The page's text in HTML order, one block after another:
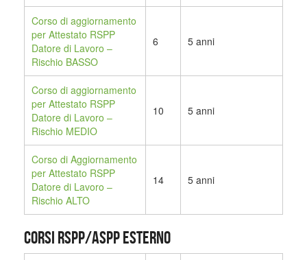
Corso di aggiornamento
per Attestato RSPP
Datore di Lavoro –
Rischio BASSO
6 5 anni
Corso di aggiornamento
per Attestato RSPP
Datore di Lavoro –
Rischio MEDIO
10 5 anni
Corso di Aggiornamento
per Attestato RSPP
Datore di Lavoro –
Rischio ALTO
14 5 anni
CORSI RSPP/ASPP ESTERNO